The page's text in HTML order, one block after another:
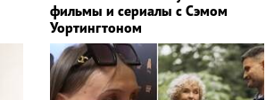
фильмы и сериалы с Сэмом
Уортингтоном